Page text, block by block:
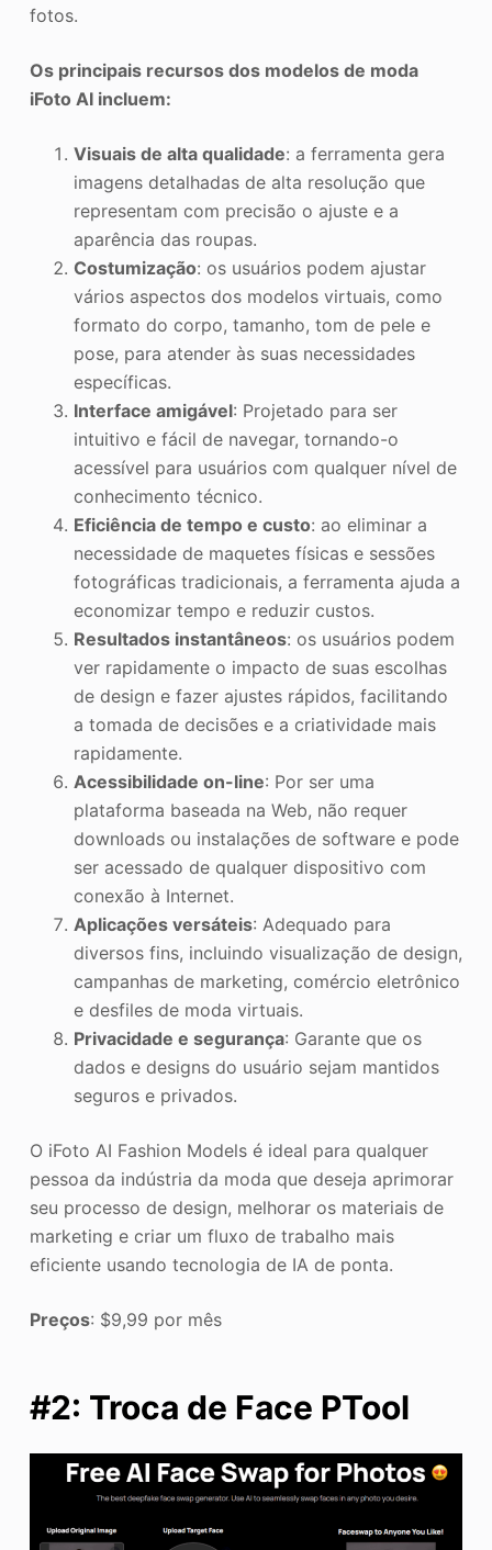
fotos.
Os principais recursos dos modelos de moda
iFoto AI incluem:
Visuais de alta qualidade: a ferramenta gera
imagens detalhadas de alta resolução que
representam com precisão o ajuste e a
aparência das roupas.
Costumização: os usuários podem ajustar
vários aspectos dos modelos virtuais, como
formato do corpo, tamanho, tom de pele e
pose, para atender às suas necessidades
específicas.
Interface amigável: Projetado para ser
intuitivo e fácil de navegar, tornando-o
acessível para usuários com qualquer nível de
conhecimento técnico.
Eficiência de tempo e custo: ao eliminar a
necessidade de maquetes físicas e sessões
fotográficas tradicionais, a ferramenta ajuda a
economizar tempo e reduzir custos.
Resultados instantâneos: os usuários podem
ver rapidamente o impacto de suas escolhas
de design e fazer ajustes rápidos, facilitando
a tomada de decisões e a criatividade mais
rapidamente.
Acessibilidade on-line: Por ser uma
plataforma baseada na Web, não requer
downloads ou instalações de software e pode
ser acessado de qualquer dispositivo com
conexão à Internet.
Aplicações versáteis: Adequado para
diversos fins, incluindo visualização de design,
campanhas de marketing, comércio eletrônico
e desfiles de moda virtuais.
Privacidade e segurança: Garante que os
dados e designs do usuário sejam mantidos
seguros e privados.
O iFoto AI Fashion Models é ideal para qualquer
pessoa da indústria da moda que deseja aprimorar
seu processo de design, melhorar os materiais de
marketing e criar um fluxo de trabalho mais
eficiente usando tecnologia de IA de ponta.
Preços: $9,99 por mês
#2: Troca de Face PTool